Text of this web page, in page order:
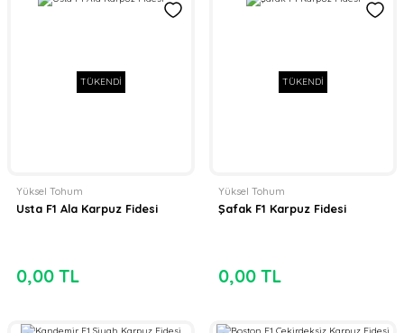
TÜKENDİ
Yüksel Tohum
Usta F1 Ala Karpuz Fidesi
0,00 TL
TÜKENDİ
Yüksel Tohum
Şafak F1 Karpuz Fidesi
0,00 TL